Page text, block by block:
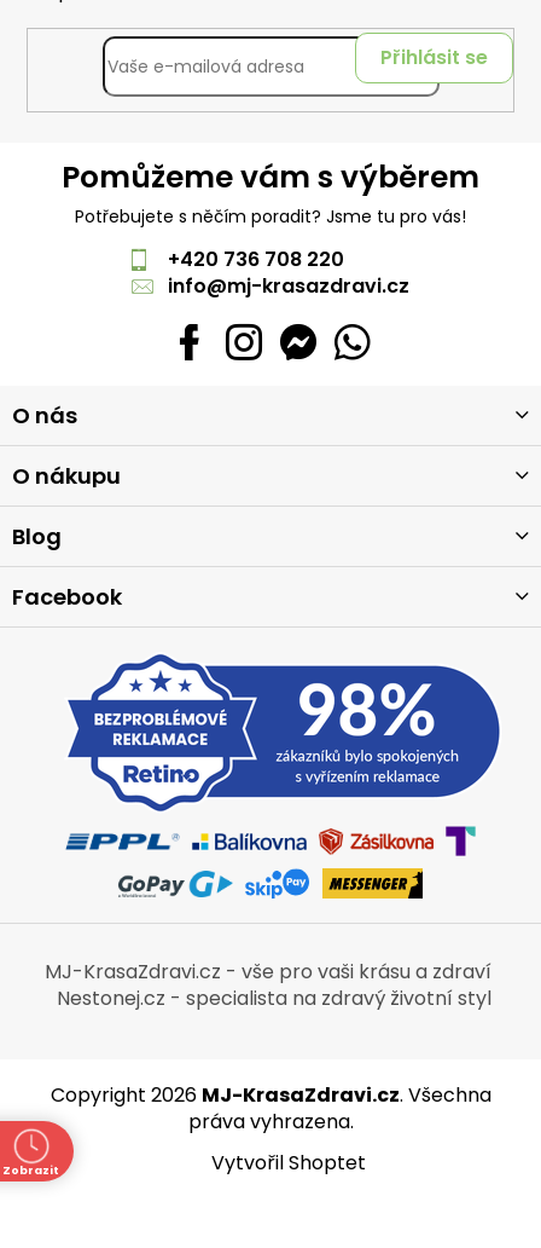
Přihlásit se
Pomůžeme vám s výběrem
Potřebujete s něčím poradit? Jsme tu pro vás!
+420 736 708 220
info@mj-krasazdravi.cz
á
p
a
t
O nás
O nákupu
Blog
Facebook
MJ-KrasaZdravi.cz - vše pro vaši krásu a zdraví
Nestonej.cz - specialista na zdravý životní styl
Vytvořil Shoptet
Copyright 2026 MJ-KrasaZdravi.cz. Všechna
práva vyhrazena.
Zobrazit